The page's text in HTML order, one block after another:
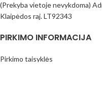
(Prekyba vietoje nevykdoma)
Klaipėdos raj. LT92343
PIRKIMO INFORMACIJA
Pirkimo taisyklės